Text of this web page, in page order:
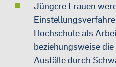
Jüngere Frauen
Hochschule als
beziehungsweise
Ausfälle durch